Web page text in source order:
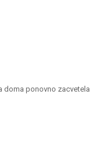
doma ponovno zacvetela